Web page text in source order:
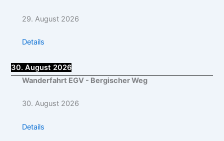
29. August 2026
Details
30. August 2026
Wanderfahrt EGV - Bergischer Weg
30. August 2026
Details